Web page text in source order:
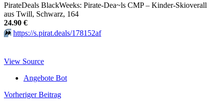
PirateDeals BlackWeeks: Pirate-Dea~ls CMP – Kinder-Skioverall
aus Twill, Schwarz, 164
24.90 €
⏩️ https://s.pirat.deals/178152af
View Source
Angebote Bot
Beitragsnavigation
Vorheriger Beitrag